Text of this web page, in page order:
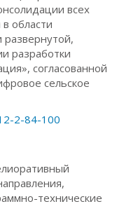
всех
области
развернутой,
разработки
согласованной
сельское
2-84-100
технические